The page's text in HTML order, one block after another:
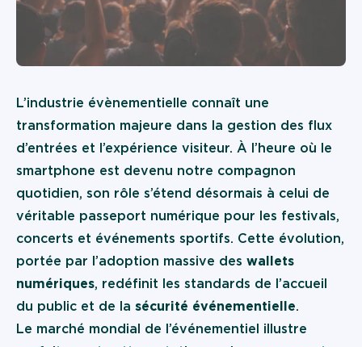
L’industrie évènementielle connaît une
transformation majeure dans la gestion des flux
d’entrées et l’expérience visiteur. À l’heure où le
smartphone est devenu notre compagnon
quotidien, son rôle s’étend désormais à celui de
véritable passeport numérique pour les festivals,
concerts et événements sportifs. Cette évolution,
portée par l’adoption massive des wallets
numériques, redéfinit les standards de l’accueil
du public et de la sécurité événementielle.
Le marché mondial de l’événementiel illustre